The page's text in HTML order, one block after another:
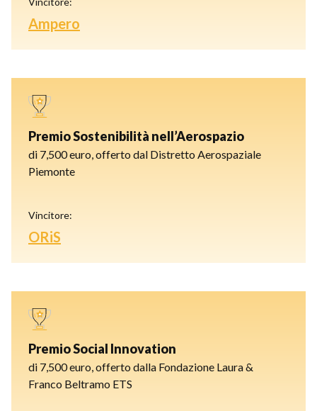
Ampero
Premio Sostenibilità nell’Aerospazio
di 7,500 euro, offerto dal Distretto Aerospaziale
Piemonte
Vincitore:
ORiS
Premio Social Innovation
di 7,500 euro, offerto dalla Fondazione Laura &
Franco Beltramo ETS